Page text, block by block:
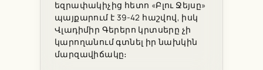
եզրափակիչից հետո «Բլու Ջեյսը»
պայքարում է 39-42 հաշվով, իսկ
Վլադիմիր Գերերո կրտսերը չի
կարողանում գտնել իր նախկին
մարզավիճակը։